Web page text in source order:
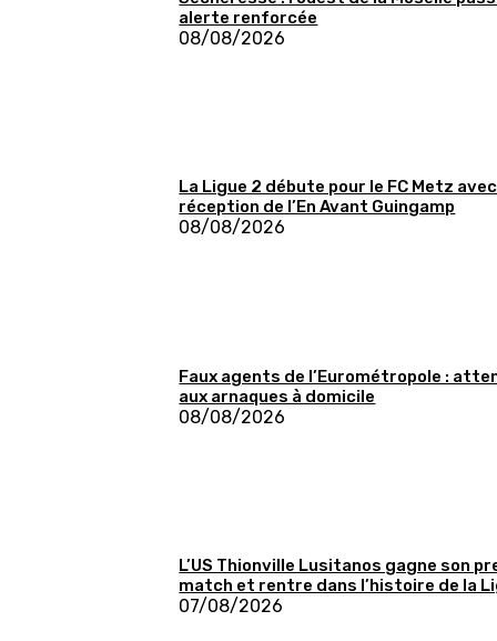
alerte renforcée
08/08/2026
La Ligue 2 débute pour le FC Metz
réception de l’En Avant Guingamp
08/08/2026
Faux agents de l’Eurométropole :
aux arnaques à domicile
08/08/2026
L’US Thionville Lusitanos gagne son
match et rentre dans l’histoire de la
07/08/2026